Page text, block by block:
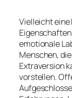
Vielleicht eine
emotionale
Menschen,
Extraversion
vorstellen.